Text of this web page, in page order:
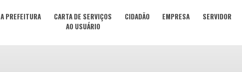
A PREFEITURA
CARTA DE SERVIÇOS
AO USUÁRIO
CIDADÃO EMPRESA SERVIDOR